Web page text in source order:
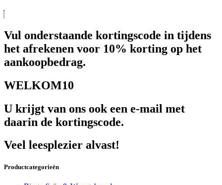
Vul onderstaande kortingscode in tijdens
het afrekenen voor 10% korting op het
aankoopbedrag.
WELKOM10
U krijgt van ons ook een e-mail met
daarin de kortingscode.
Veel leesplezier alvast!
Productcategorieën